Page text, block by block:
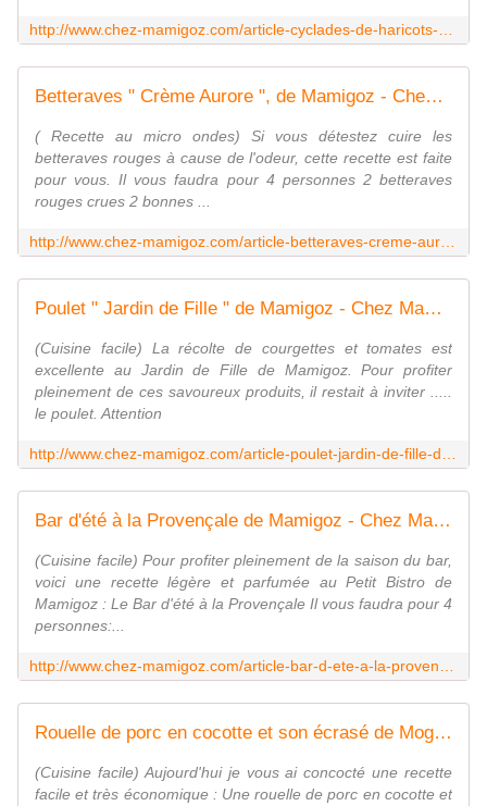
Betteraves " Crème Aurore ", de Mamigoz - Chez Mamigoz
( Recette au micro ondes) Si vous détestez cuire les
betteraves rouges à cause de l'odeur, cette recette est faite
pour vous. Il vous faudra pour 4 personnes 2 betteraves
rouges crues 2 bonnes ...
Poulet " Jardin de Fille " de Mamigoz - Chez Mamigoz
(Cuisine facile) La récolte de courgettes et tomates est
excellente au Jardin de Fille de Mamigoz. Pour profiter
pleinement de ces savoureux produits, il restait à inviter .....
le poulet. Attention
Bar d'été à la Provençale de Mamigoz - Chez Mamigoz
(Cuisine facile) Pour profiter pleinement de la saison du bar,
voici une recette légère et parfumée au Petit Bistro de
Mamigoz : Le Bar d'été à la Provençale Il vous faudra pour 4
personnes:...
Rouelle de porc en cocotte et son écrasé de Mogettes façon Mamigoz - Chez Mamigoz
(Cuisine facile) Aujourd'hui je vous ai concocté une recette
facile et très économique : Une rouelle de porc en cocotte et